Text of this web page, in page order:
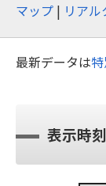
マップ | リア
最新データは
表示時